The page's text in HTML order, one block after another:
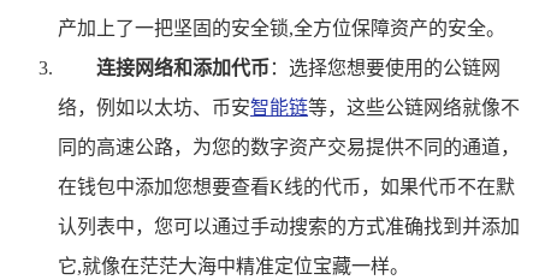
产加上了一把坚固的安全锁,全方位保障资产的安全。
连接网络和添加代币 ：选择您想要使用的公链网
络，例如以太坊、币安智能链等，这些公链网络就像不
同的高速公路，为您的数字资产交易提供不同的通道，
在钱包中添加您想要查看K线的代币，如果代币不在默
认列表中，您可以通过手动搜索的方式准确找到并添加
它,就像在茫茫大海中精准定位宝藏一样。